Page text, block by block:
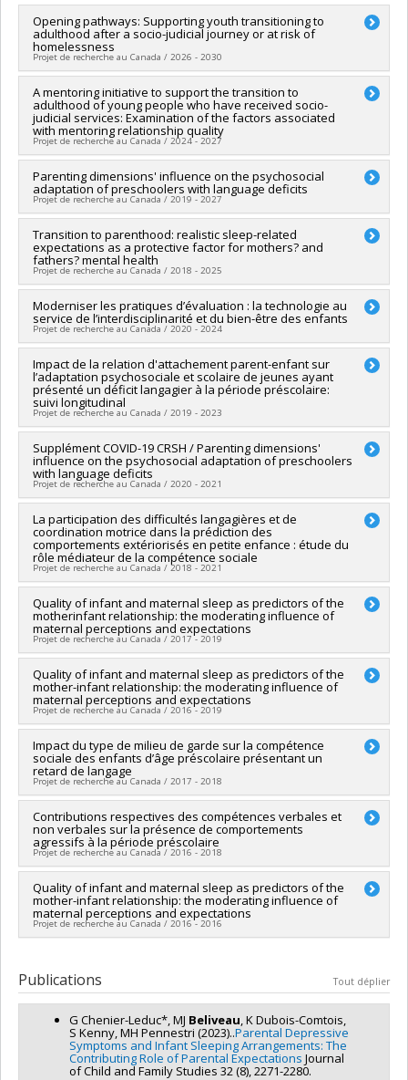
Lien vers le document dans Papyrus
Opening pathways: Supporting youth transitioning to
adulthood after a socio-judicial journey or at risk of
homelessness
Projet de recherche au Canada / 2026 - 2030
Chercheur principal : Nathalie Fontaine
Co-chercheurs :Annie Bernier,Isabelle Archambault,
Julie Béliveau,Simon Larose,Georges Tarabulsy,Vincent
Bégin
Sources de financement :CRSH/Conseil de recherches en
sciences humaines du Canada
Programmes de subvention :PVX99097-Subvention de
développement de partenariat
A mentoring initiative to support the transition to
adulthood of young people who have received socio-
judicial services: Examination of the factors associated
with mentoring relationship quality
Projet de recherche au Canada / 2024 - 2027
Chercheur principal :Nathalie Fontaine
Co-chercheurs :Annie Bernier,Isabelle Archambault
Julie Béliveau
sciences humaines du Canada
Programmes de subvention :
développement Savoir
Parenting dimensions' influence on the psychosocial
adaptation of preschoolers with language deficits
Projet de recherche au Canada / 2019 - 2027
Chercheur principal :Marie-Julie Béliveau
Co-chercheurs : Natacha Trudeau,Geneviève Mageau
Bruno Gauthier
Sources de financement :CRSH/Conseil de recherches en
sciences humaines du Canada
Programmes de subvention : PV153480-Subventions de
développement Savoir
Transition to parenthood: realistic sleep-related
expectations as a protective factor for mothers? and
fathers? mental health
Projet de recherche au Canada / 2018 - 2025
Sources de financement : IRSC/Instituts de recherche en
santé du Canada
Programmes de subvention :
programmatiques (général)
Moderniser les pratiques d’évaluation : la technologie au
service de l’interdisciplinarité et du bien-être des enfants
Projet de recherche au Canada / 2020 - 2024
Chercheur principal : Bruno Gauthier
Co-chercheurs :Isabelle Archambault,Tania Lecomte,
Jerbi,Marie-Julie Béliveau
Sources de financement :Université de Montréal
Programmes de subvention :PVXXXXXX-FEI sans restriction
Impact de la relation d'attachement parent-enfant sur
l’adaptation psychosociale et scolaire de jeunes ayant
présenté un déficit langagier à la période préscolaire:
suivi longitudinal
Projet de recherche au Canada / 2019 - 2023
Chercheur principal : Marie-Julie Béliveau
Sources de financement :CRSH/Conseil de recherches en
sciences humaines du Canada
Programmes de subvention :PVX20020-Subvention
institutionnelle du CRSH - Subventions d'exploration
Supplément COVID-19 CRSH / Parenting dimensions'
influence on the psychosocial adaptation of preschoolers
with language deficits
Projet de recherche au Canada / 2020 - 2021
Chercheur principal :Marie-Julie Béliveau
Sources de financement :CRSH/Conseil de recherches en
sciences humaines du Canada
Programmes de subvention : PVXXXXXX-Supplément à l’appui
des étudiants, des stagiaires postdoctoraux et du personnel
de soutien à la recherche COVID-19
La participation des difficultés langagières et de
coordination motrice dans la prédiction des
comportements extériorisés en petite enfance : étude du
rôle médiateur de la compétence sociale
Projet de recherche au Canada / 2018 - 2021
Chercheur principal : Marie-Julie Béliveau
Sources de financement :CRSH/Conseil de recherches en
sciences humaines du Canada
Programmes de subvention :PVX20020-Subvention
institutionnelle du CRSH - Subventions d'exploration
Quality of infant and maternal sleep as predictors of the
motherinfant relationship: the moderating influence of
maternal perceptions and expectations
Projet de recherche au Canada / 2017 - 2019
Chercheur principal : Marie-Hélène Pennestri
Co-chercheurs :Marie-Julie Béliveau
Sources de financement :CRSH/Conseil de recherches en
sciences humaines du Canada
Programmes de subvention :
PV153480-Subventions de
développement Savoir
Quality of infant and maternal sleep as predictors of the
mother-infant relationship: the moderating influence of
maternal perceptions and expectations
Projet de recherche au Canada / 2016 - 2019
Chercheur principal : Marie-Hélène Pennestri
Co-chercheurs :Marie-Julie Béliveau
Sources de financement :CRSH/Conseil de recherches en
sciences humaines du Canada
Programmes de subvention :
PV153480-Subventions de
développement Savoir
Impact du type de milieu de garde sur la compétence
sociale des enfants d’âge préscolaire présentant un
retard de langage
Projet de recherche au Canada / 2017 - 2018
Chercheur principal :Marie-Julie Béliveau
Sources de financement :CRSH/Conseil de recherches en
sciences humaines du Canada
Programmes de subvention :PVX20020-Subvention
institutionnelle du CRSH - Subventions d'exploration
Contributions respectives des compétences verbales et
non verbales sur la présence de comportements
agressifs à la période préscolaire
Projet de recherche au Canada / 2016 - 2018
Chercheur principal : Marie-Julie Béliveau
Sources de financement :CRSH/Conseil de recherches en
sciences humaines du Canada
Programmes de subvention :PVX20020-Subvention
Quality of infant and maternal sleep as predictors of the
mother-infant relationship: the moderating influence of
maternal perceptions and expectations
Projet de recherche au Canada / 2016 - 2016
Co-chercheurs :
Karine Dubois-Comtois
Sources de financement :CRSH/Conseil de recherches en
sciences humaines du Canada
Programmes de subvention :PV153480-Subventions de
développement Savoir
Publications Tout déplier
G Chenier-Leduc*, MJ Beliveau, K Dubois-Comtois,
S Kenny, MH Pennestri (2023)..Parental Depressive
Symptoms and Infant Sleeping Arrangements: The
Contributing Role of Parental Expectations Journal
of Child and Family Studies 32 (8), 2271-2280.